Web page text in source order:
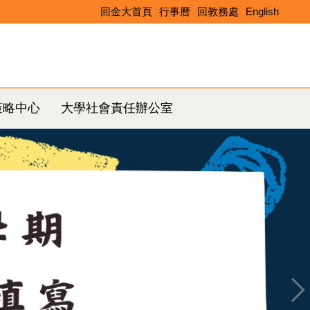
中心 大學社會責任辦公室
回金大首頁 行事曆 回教務處 English